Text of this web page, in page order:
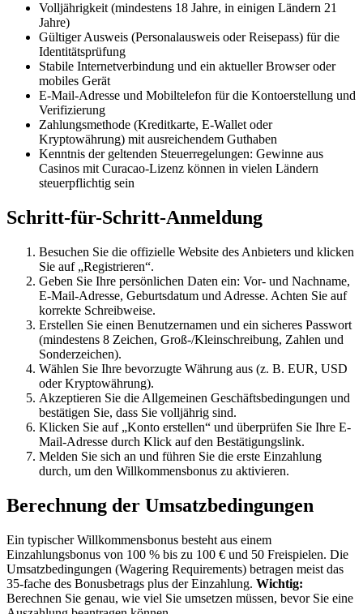
Volljährigkeit (mindestens 18 Jahre, in einigen Ländern 21
Jahre)
Gültiger Ausweis (Personalausweis oder Reisepass) für die
Identitätsprüfung
Stabile Internetverbindung und ein aktueller Browser oder
mobiles Gerät
E-Mail-Adresse und Mobiltelefon für die Kontoerstellung und
Verifizierung
Zahlungsmethode (Kreditkarte, E-Wallet oder
Kryptowährung) mit ausreichendem Guthaben
Kenntnis der geltenden Steuerregelungen: Gewinne aus
Casinos mit Curacao-Lizenz können in vielen Ländern
steuerpflichtig sein
Schritt-für-Schritt-Anmeldung
Besuchen Sie die offizielle Website des Anbieters und klicken
Sie auf „Registrieren“.
Geben Sie Ihre persönlichen Daten ein: Vor- und Nachname,
E-Mail-Adresse, Geburtsdatum und Adresse. Achten Sie auf
korrekte Schreibweise.
Erstellen Sie einen Benutzernamen und ein sicheres Passwort
(mindestens 8 Zeichen, Groß-/Kleinschreibung, Zahlen und
Sonderzeichen).
Wählen Sie Ihre bevorzugte Währung aus (z. B. EUR, USD
oder Kryptowährung).
Akzeptieren Sie die Allgemeinen Geschäftsbedingungen und
bestätigen Sie, dass Sie volljährig sind.
Klicken Sie auf „Konto erstellen“ und überprüfen Sie Ihre E-
Mail-Adresse durch Klick auf den Bestätigungslink.
Melden Sie sich an und führen Sie die erste Einzahlung
durch, um den Willkommensbonus zu aktivieren.
Berechnung der Umsatzbedingungen
Ein typischer Willkommensbonus besteht aus einem
Einzahlungsbonus von 100 % bis zu 100 € und 50 Freispielen. Die
Umsatzbedingungen (Wagering Requirements) betragen meist das
35-fache des Bonusbetrags plus der Einzahlung. Wichtig:
Berechnen Sie genau, wie viel Sie umsetzen müssen, bevor Sie eine